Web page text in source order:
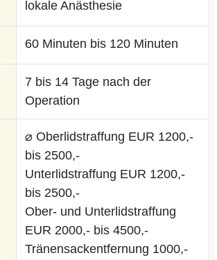
lokale Anästhesie
60 Minuten bis 120 Minuten
7 bis 14 Tage nach der
Operation
⌀ Oberlidstraffung EUR 1200,-
bis 2500,-
Unterlidstraffung EUR 1200,-
bis 2500,-
Ober- und Unterlidstraffung
EUR 2000,- bis 4500,-
Tränensackentfernung 1000,-